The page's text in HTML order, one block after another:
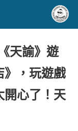
天諭》遊
》，玩遊戲
開心了！天